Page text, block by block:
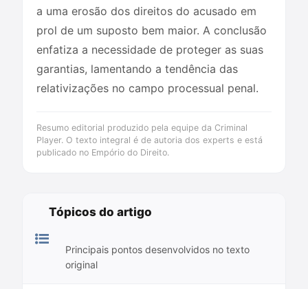
a uma erosão dos direitos do acusado em
prol de um suposto bem maior. A conclusão
enfatiza a necessidade de proteger as suas
garantias, lamentando a tendência das
relativizações no campo processual penal.
Resumo editorial produzido pela equipe da Criminal
Player. O texto integral é de autoria dos experts e está
publicado no Empório do Direito.
Tópicos do artigo
Principais pontos desenvolvidos no texto
original